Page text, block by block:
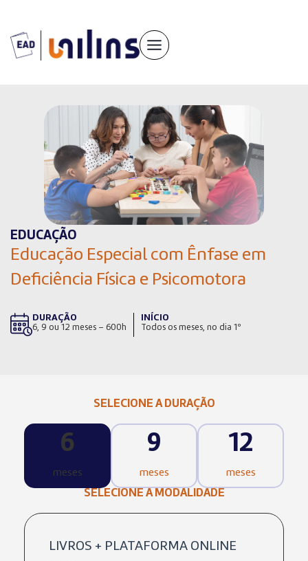
conteúdo
EDUCAÇÃO
Educação Especial com Ênfase em
Deficiência Física e Psicomotora
DURAÇÃO
6, 9 ou 12 meses – 600h
INÍCIO
Todos os meses, no dia 1º
SELECIONE A DURAÇÃO
6
meses
9
meses
12
meses
SELECIONE A MODALIDADE
LIVROS + PLATAFORMA ONLINE